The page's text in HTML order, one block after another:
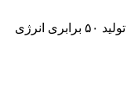
قطعی برق منازل به حداقل می‌رسد/ تولید ۵۰ برابری انرژی